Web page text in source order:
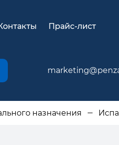
Прайс-лист
назначения